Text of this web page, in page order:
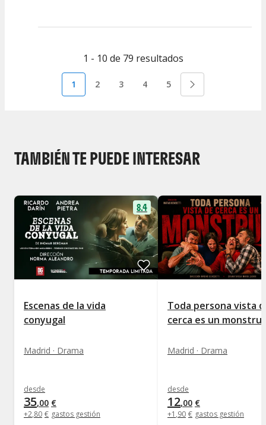
1 - 10 de 79 resultados
1 2 3 4 5
TAMBIÉN TE PUEDE INTERESAR
8.4
Escenas de la vida
conyugal
Madrid · Drama
desde
35,00 €
+2,80 € gastos gestión
Toda persona vista
cerca es un
Madrid · Drama
desde
12,00 €
+1 ,90 € gastos gestión